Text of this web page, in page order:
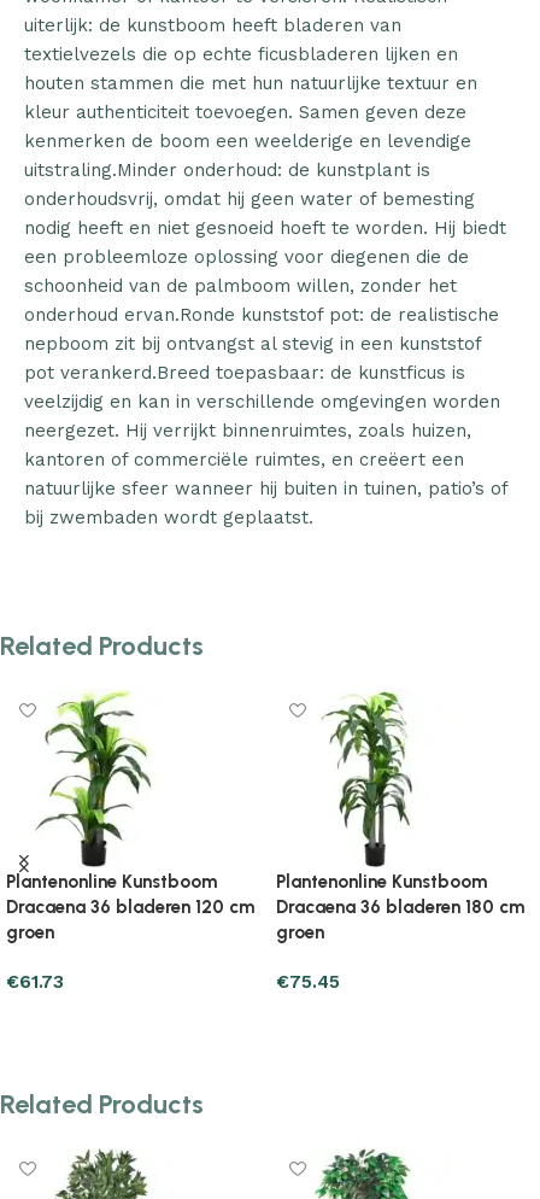
uiterlijk: de kunstboom heeft bladeren van
textielvezels die op echte ficusbladeren lijken en
houten stammen die met hun natuurlijke textuur en
kleur authenticiteit toevoegen. Samen geven deze
kenmerken de boom een weelderige en levendige
uitstraling.Minder onderhoud: de kunstplant is
onderhoudsvrij, omdat hij geen water of bemesting
nodig heeft en niet gesnoeid hoeft te worden. Hij biedt
een probleemloze oplossing voor diegenen die de
schoonheid van de palmboom willen, zonder het
onderhoud ervan.Ronde kunststof pot: de realistische
nepboom zit bij ontvangst al stevig in een kunststof
pot verankerd.Breed toepasbaar: de kunstficus is
veelzijdig en kan in verschillende omgevingen worden
neergezet. Hij verrijkt binnenruimtes, zoals huizen,
kantoren of commerciële ruimtes, en creëert een
natuurlijke sfeer wanneer hij buiten in tuinen, patio’s of
bij zwembaden wordt geplaatst.
Related Products
Plantenonline Kunstboom ficus
756 bladeren 150 cm groen
Plantenonline Kunstboom
pot phoenixpalm 190 cm
groen
€142.09
Related Products